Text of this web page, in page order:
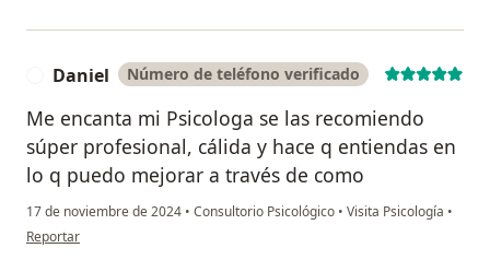
Daniel Número de teléfono verificado
Me encanta mi Psicologa se las recomiendo
súper profesional, cálida y hace q entiendas en
lo q puedo mejorar a través de como
17 de noviembre de 2024 • Consultorio Psicológico • Visita Psicología •
en opinión del usuario Daniel
Reportar